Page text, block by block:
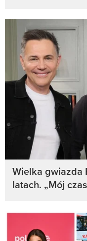
Wielka gwiazda
latach. „Mój